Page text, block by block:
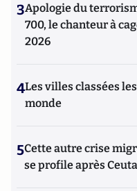
3Apologie du
700, le chanteur à
2026
4Les villes classées
monde
5Cette autre crise
se profile après Ceuta